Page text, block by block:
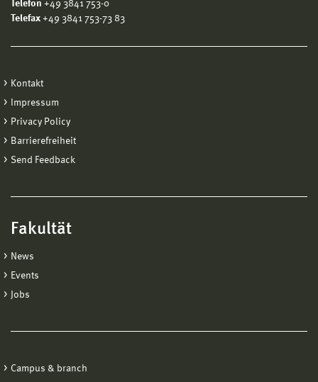
Telefon +49 3841 753-0
Telefax +49 3841 753-73 83
Kontakt
Impressum
Privacy Policy
Barrierefreiheit
Send Feedback
Fakultät
News
Events
Jobs
Campus & branch